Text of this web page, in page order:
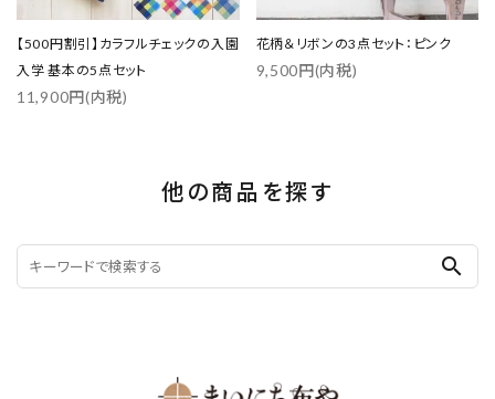
【500円割引】カラフルチェックの入園
入学 基本の5点セット
11,900円(内税)
花柄＆リボンの3点セット：ピンク
9,500円(内税)
他の商品を探す
search